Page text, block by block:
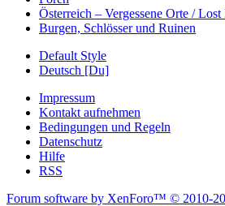
Österreich – Vergessene Orte / Lost
Burgen, Schlösser und Ruinen
Default Style
Deutsch [Du]
Impressum
Kontakt aufnehmen
Bedingungen und Regeln
Datenschutz
Hilfe
RSS
Forum software by XenForo™ © 2010-